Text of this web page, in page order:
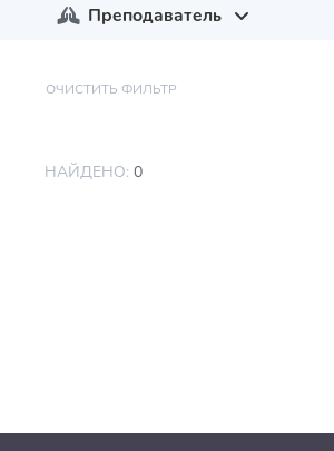
Преподаватель
ОЧИСТИТЬ ФИЛЬТР
НАЙДЕНО: 0